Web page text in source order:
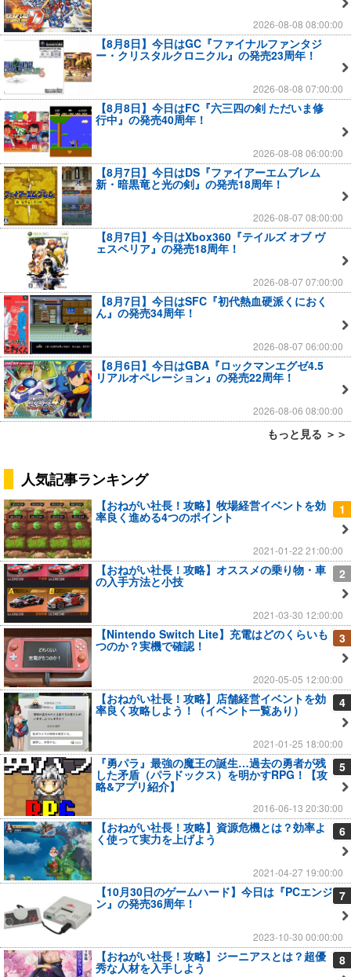
2026-08-08 08:00:00
【8月8日】今日はGC『ファイナルファンタジ
ー・クリスタルクロニクル』の発売23周年！
2026-08-08 07:00:00
【8月8日】今日はFC『六三四の剣 ただいま修
行中』の発売40周年！
2026-08-08 06:00:00
【8月7日】今日はDS『ファイアーエムブレム
新・暗黒竜と光の剣』の発売18周年！
2026-08-07 08:00:00
【8月7日】今日はXbox360『テイルズ オブ ヴ
ェスペリア』の発売18周年！
2026-08-07 07:00:00
【8月7日】今日はSFC『初代熱血硬派くにおく
ん』の発売34周年！
2026-08-07 06:00:00
【8月6日】今日はGBA『ロックマンエグゼ4.5
リアルオペレーション』の発売22周年！
2026-08-06 08:00:00
もっと見る ＞＞
人気記事ランキング
1
【おねがい社長！攻略】牧場経営イベントを効
率良く進める4つのポイント
2021-01-22 21:00:00
2
【おねがい社長！攻略】オススメの乗り物・車
の入手方法と小技
2021-03-30 12:00:00
3
【Nintendo Switch Lite】充電はどのくらいも
つのか？実機で確認！
2020-05-05 12:00:00
4
【おねがい社長！攻略】店舗経営イベントを効
率良く攻略しよう！（イベント一覧あり）
2021-01-25 18:00:00
5
『勇パラ』最強の魔王の誕生…過去の勇者が残
した矛盾（パラドックス）を明かすRPG！【攻
略&アプリ紹介】
2016-06-13 20:30:00
6
【おねがい社長！攻略】資源危機とは？効率よ
く使って実力を上げよう
2021-04-27 19:00:00
7
【10月30日のゲームハード】今日は『PCエンジ
ン』の発売36周年！
2023-10-30 00:00:00
8
【おねがい社長！攻略】ジーニアスとは？超優
秀な人材を入手しよう